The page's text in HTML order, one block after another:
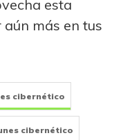
esta
más en tus
cibernético
cibernético